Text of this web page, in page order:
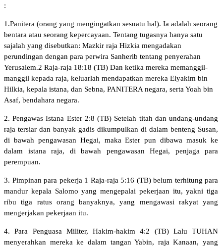
:
1.Panitera (orang yang mengingatkan sesuatu hal). Ia adalah seorang
bentara atau seorang kepercayaan. Tentang tugasnya hanya satu
sajalah yang disebutkan: Mazkir raja Hizkia mengadakan
perundingan dengan para perwira Sanherib tentang penyerahan
Yerusalem.2 Raja-raja 18:18 (TB) Dan ketika mereka memanggil-
manggil kepada raja, keluarlah mendapatkan mereka Elyakim bin
Hilkia, kepala istana, dan Sebna, PANITERA negara, serta Yoah bin
Asaf, bendahara negara.
2. Pengawas Istana Ester 2:8 (TB) Setelah titah dan undang-undang
raja tersiar dan banyak gadis dikumpulkan di dalam benteng Susan,
di bawah pengawasan Hegai, maka Ester pun dibawa masuk ke
dalam istana raja, di bawah pengawasan Hegai, penjaga para
perempuan.
3. Pimpinan para pekerja 1 Raja-raja 5:16 (TB) belum terhitung para
mandur kepala Salomo yang mengepalai pekerjaan itu, yakni tiga
ribu tiga ratus orang banyaknya, yang mengawasi rakyat yang
mengerjakan pekerjaan itu.
4. Para Penguasa Militer, Hakim-hakim 4:2 (TB) Lalu TUHAN
menyerahkan mereka ke dalam tangan Yabin, raja Kanaan, yang